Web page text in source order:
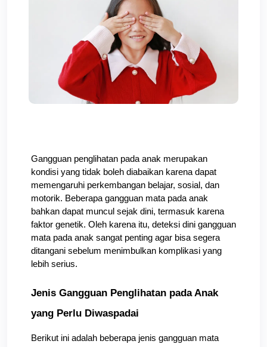
Gangguan penglihatan pada anak merupakan
kondisi yang tidak boleh diabaikan karena dapat
memengaruhi perkembangan belajar, sosial, dan
motorik. Beberapa gangguan mata pada anak
bahkan dapat muncul sejak dini, termasuk karena
faktor genetik. Oleh karena itu, deteksi dini gangguan
mata pada anak sangat penting agar bisa segera
ditangani sebelum menimbulkan komplikasi yang
lebih serius.
Jenis Gangguan Penglihatan pada Anak
yang Perlu Diwaspadai
Berikut ini adalah beberapa jenis gangguan mata